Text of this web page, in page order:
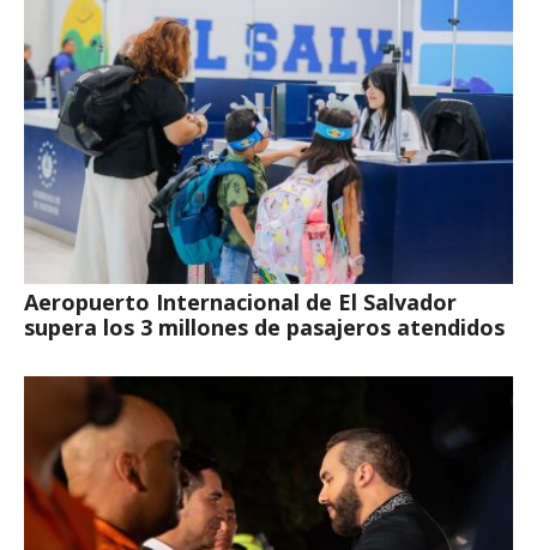
Aeropuerto Internacional de El Salvador
supera los 3 millones de pasajeros atendidos